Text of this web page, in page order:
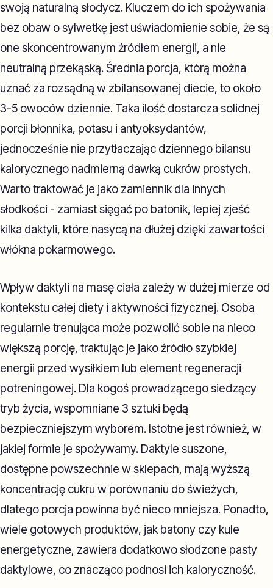
swoją naturalną słodycz. Kluczem do ich spożywania
bez obaw o sylwetkę jest uświadomienie sobie, że są
one skoncentrowanym źródłem energii, a nie
neutralną przekąską. Średnia porcja, którą można
uznać za rozsądną w zbilansowanej diecie, to około
3-5 owoców dziennie. Taka ilość dostarcza solidnej
porcji błonnika, potasu i antyoksydantów,
jednocześnie nie przytłaczając dziennego bilansu
kalorycznego nadmierną dawką cukrów prostych.
Warto traktować je jako zamiennik dla innych
słodkości - zamiast sięgać po batonik, lepiej zjeść
kilka daktyli, które nasycą na dłużej dzięki zawartości
włókna pokarmowego.
Wpływ daktyli na masę ciała zależy w dużej mierze od
kontekstu całej diety i aktywności fizycznej. Osoba
regularnie trenująca może pozwolić sobie na nieco
większą porcję, traktując je jako źródło szybkiej
energii przed wysiłkiem lub element regeneracji
potreningowej. Dla kogoś prowadzącego siedzący
tryb życia, wspomniane 3 sztuki będą
bezpieczniejszym wyborem. Istotne jest również, w
jakiej formie je spożywamy. Daktyle suszone,
dostępne powszechnie w sklepach, mają wyższą
koncentrację cukru w porównaniu do świeżych,
dlatego porcja powinna być nieco mniejsza. Ponadto,
wiele gotowych produktów, jak batony czy kule
energetyczne, zawiera dodatkowo słodzone pasty
daktylowe, co znacząco podnosi ich kaloryczność.